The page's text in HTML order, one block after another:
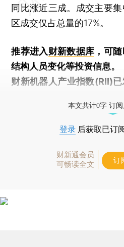
同比涨近三成。成交主要
区成交仅占总量的17%。
推荐进入财新数据库 ，可
结构人员变化等投资信息。
财新机器人产业指数(RII)已
本文共计0字 订
登录 后获取已订
财新通会员
可畅读全文
订